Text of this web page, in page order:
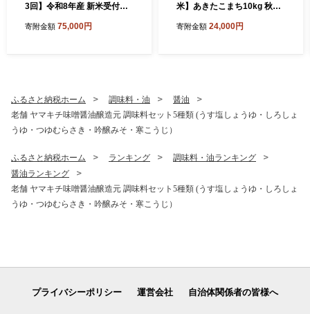
3回】令和8年産 新米受付
（5kg×2袋）特別栽培米 秋
寄附金額 75,000円
米】あきたこまち10kg 秋田
ち《12月上旬～12月下旬発
寄附金額 24,000円
ふるさと納税ホーム 調味料・油
醤油
老舗 ヤマキチ味噌醤油醸造元 調味料セット5種類 (うす塩しょうゆ・しろしょ
うゆ・つゆむらさき・吟醸みそ・寒こうじ）
ふるさと納税ホーム ランキング
調味料・油ランキング
醤油ランキング
老舗 ヤマキチ味噌醤油醸造元 調味料セット5種類 (うす塩しょうゆ・しろしょ
うゆ・つゆむらさき・吟醸みそ・寒こうじ）
プライバシーポリシー 運営会社 自治体関係者の皆様へ